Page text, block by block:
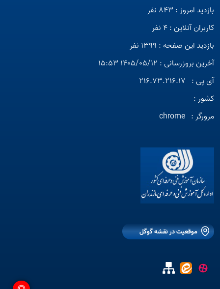
بازدید امروز : 843 نفر
کاربران آنلاین : 4 نفر
بازدید این صفحه : 1399 نفر
آخرین بروزرسانی : 1405/05/12 15:53
آی پی : 216.73.216.17
کشور :
مرورگر : chrome
موقعیت در نقشه گوگل